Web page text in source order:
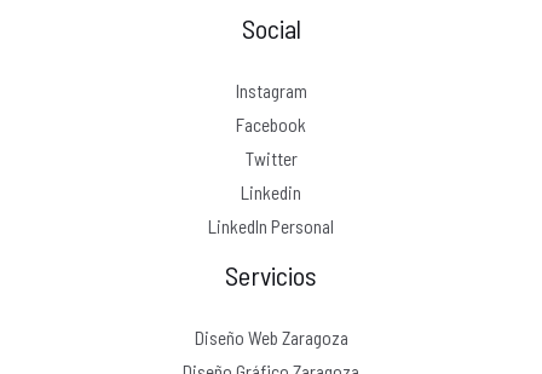
Social
Instagram
Facebook
Twitter
Linkedin
LinkedIn Personal
Servicios
Diseño Web Zaragoza